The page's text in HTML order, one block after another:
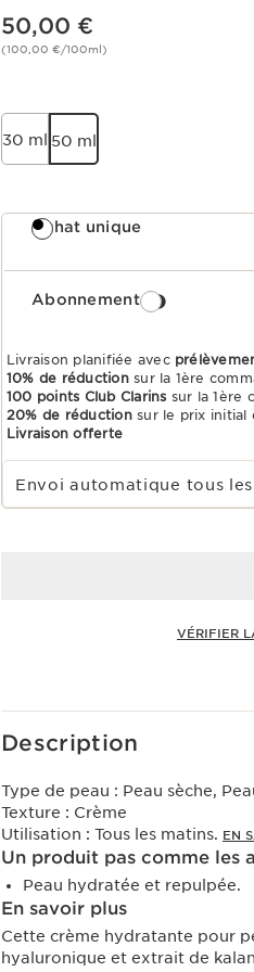
Nouveau prix 50,00 €
50,00 €
(100,00 €/100ml)
30 ml 50 ml
Achat unique
Abonnement
Livraison planifiée avec
10% de réductionsur la 1ère
100 points Club Clarins sur la 1ère
20% de réductionsur le prix initial
Livraison offerte
Choisir la période d''abonnement
Envoi automatique tous
VÉRIFIER
Description
Type de peau : Peau sèche,
Texture : Crème
Utilisation : Tous les matins. EN
Un produit pas comme les
Peau hydratée et repulpée.
En savoir plus
Cette crème hydratante pour
hyaluronique et extrait de